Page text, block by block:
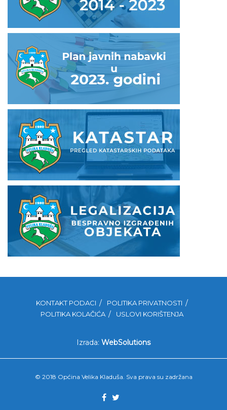
KONTAKT PODACI
POLITIKA PRIVATNOSTI
POLITIKA KOLAČIĆA
USLOVI KORIŠTENJA
Izrada: WebSolutions
© 2018 Općina Velika Kladuša. Sva prava su zadržana